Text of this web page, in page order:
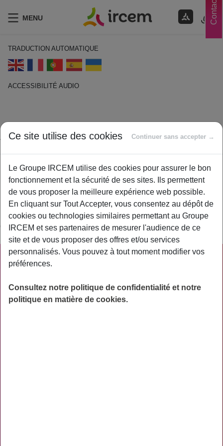
Contacts
MENU
TRADUCTION AUTOMATIQUE
ACCESSIBILITÉ AUDIO
Assurance Maladie
complémentaire
1 février 2021
Byircem
Intervient lors de remboursement de soins et vient compléter le
remboursement obligatoire de la Sécurité Sociale. Elle permet
de couvrir l’ensemble des frais à la charge du patient.
PRATIQUE
ASSURANCES
Ce site utilise des cookies Continuer sans accepter →
Le Groupe IRCEM utilise des cookies pour assurer le bon
fonctionnement et la sécurité de ses sites. Ils permettent
de vous proposer la meilleure expérience web possible.
En cliquant sur Tout Accepter, vous consentez au dépôt de
cookies ou technologies similaires permettant au Groupe
IRCEM et ses partenaires de mesurer l'audience de ce
site et de vous proposer des offres et/ou services
personnalisés. Vous pouvez à tout moment modifier vos
préférences.
Consultez notre politique de confidentialité et notre
politique en matière de cookies.